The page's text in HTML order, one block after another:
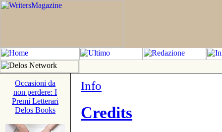
Occasioni da
non perdere: I
Premi Letterari
Delos Books
Info
Credits